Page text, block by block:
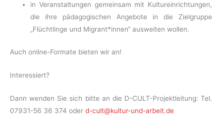
in Veranstaltungen gemeinsam mit Kultureinrichtungen,
die ihre pädagogischen Angebote in die Zielgruppe
„Flüchtlinge und Migrant*innen“ ausweiten wollen.
Auch online-Formate bieten wir an!
Interessiert?
Dann wenden Sie sich bitte an die D-CULT-Projektleitung: Tel.
07931-56 36 374 oder d-cult@kultur-und-arbeit.de